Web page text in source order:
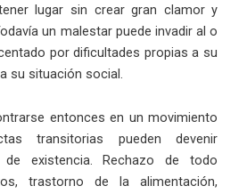
lugar sin crear gran clamor y
un malestar puede invadir al o
por dificultades propias a su
su situación social.
entonces en un movimiento
transitorias pueden devenir
de existencia. Rechazo de todo
trastorno de la alimentación,